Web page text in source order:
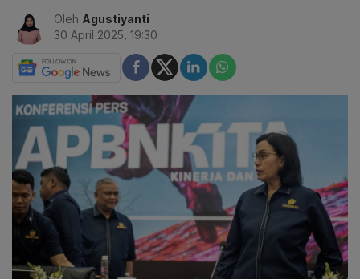
Oleh Agustiyanti
30 April 2025, 19:30